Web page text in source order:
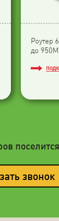
Роутер
до
звонок